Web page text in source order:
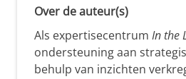
Over de auteur(s)
Als expertisecentrum In the
ondersteuning aan
behulp van inzichten